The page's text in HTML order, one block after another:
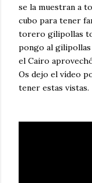
se la muestran a
cubo para tener
torero gilipollas
pongo al gilipollas
el Cairo
Os dejo el vídeo
tener estas vistas.